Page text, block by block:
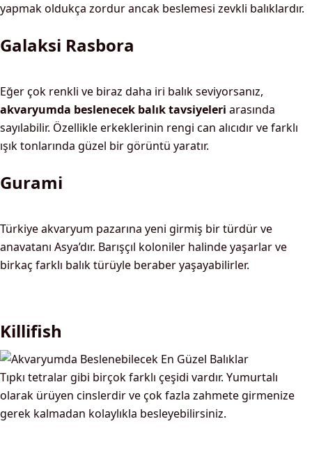
yapmak oldukça zordur ancak beslemesi zevkli balıklardır.
Galaksi Rasbora
Eğer çok renkli ve biraz daha iri balık seviyorsanız,
akvaryumda beslenecek balık tavsiyeleri arasında
sayılabilir. Özellikle erkeklerinin rengi can alıcıdır ve farklı
ışık tonlarında güzel bir görüntü yaratır.
Gurami
Türkiye akvaryum pazarına yeni girmiş bir türdür ve
anavatanı Asya’dır. Barışçıl koloniler halinde yaşarlar ve
birkaç farklı balık türüyle beraber yaşayabilirler.
Killifish
Tıpkı tetralar gibi birçok farklı çeşidi vardır. Yumurtalı
olarak ürüyen cinslerdir ve çok fazla zahmete girmenize
gerek kalmadan kolaylıkla besleyebilirsiniz.